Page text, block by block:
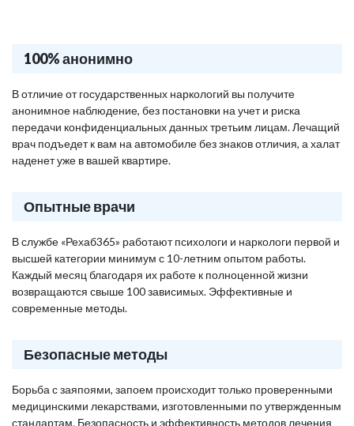
100% анонимно
В отличие от государственных наркологий вы получите
анонимное наблюдение, без постановки на учет и риска
передачи конфиденциальных данных третьим лицам. Лечащий
врач подъедет к вам на автомобиле без знаков отличия, а халат
наденет уже в вашей квартире.
Опытные врачи
В службе «Рехаб365» работают психологи и наркологи первой и
высшей категории минимум с 10-летним опытом работы.
Каждый месяц благодаря их работе к полноценной жизни
возвращаются свыше 100 зависимых. Эффективные и
современные методы.
Безопасные методы
Борьба с заяпоями, запоем происходит только проверенными
медицинскими лекарствами, изготовленными по утвержденным
стандартам. Безопасность и эффективность методов лечения